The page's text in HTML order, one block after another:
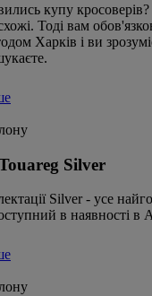
купу кросоверів?
Тоді вам
Харків і ви
Silver
Silver - усе
в наявності в